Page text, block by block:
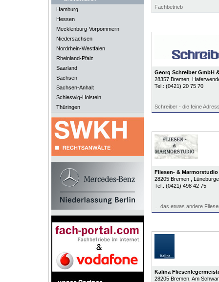
Hamburg
Hessen
Mecklenburg-Vorpommern
Niedersachsen
Nordrhein-Westfalen
Rheinland-Pfalz
Saarland
Sachsen
Sachsen-Anhalt
Schleswig-Holstein
Thüringen
Fachbetrieb
Georg Schreiber GmbH
28357 Bremen,
Tel.: (0421) 20 75 70
Schreiber - die feine
Fliesen- & Marmorstudio
28205 Bremen
,
Tel.: (0421) 498 42 75
... das etwas andere
Kalina
28205 Bremen, Am